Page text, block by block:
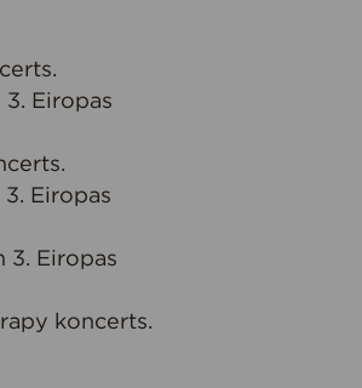
3. Eiropas
Eiropas
3. Eiropas
koncerts.